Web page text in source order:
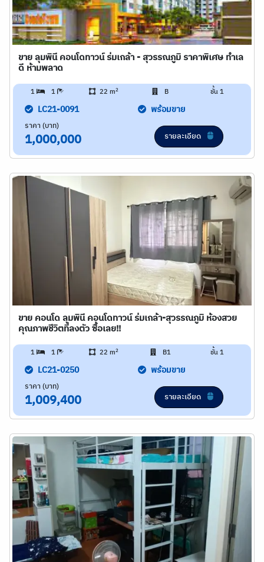
ขาย ลุมพินี คอนโดทาวน์ ร่มเกล้า - สุวรรณภูมิ ราคาพิเศษ ทำเล
ดี ห้ามพลาด
1 1 22 m2 B ชั้น 1
LC21-0091 พร้อมขาย
ราคา (บาท)
1,000,000 รายละเอียด
ขาย คอนโด ลุมพินี คอนโดทาวน์ ร่มเกล้า-สุวรรณภูมิ ห้องสวย
คุณภาพชีวิตที่ลงตัว ซื้อเลย!!
1 1 22 m2 B1 ชั้น 1
LC21-0250 พร้อมขาย
ราคา (บาท)
1,009,400 รายละเอียด